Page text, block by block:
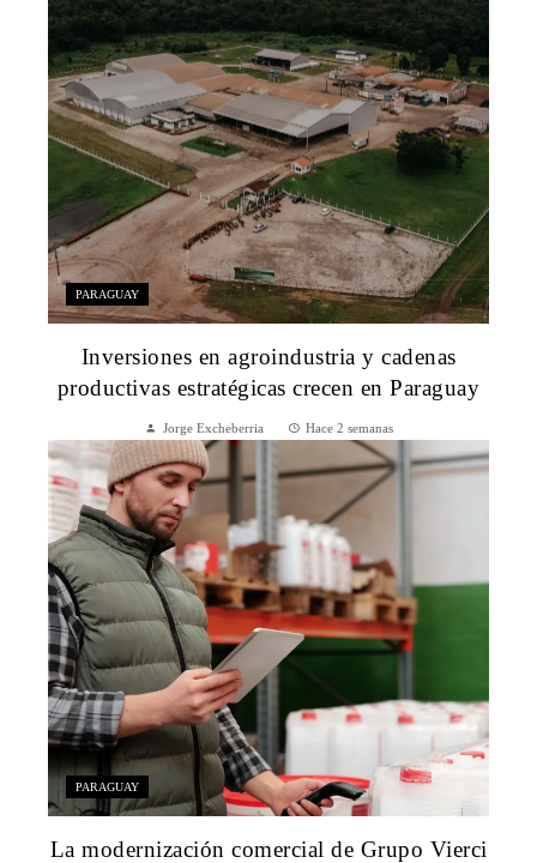
PARAGUAY
Inversiones en agroindustria y cadenas
productivas estratégicas crecen en Paraguay
Jorge Excheberria Hace 2 semanas
PARAGUAY
La modernización comercial de Grupo Vierci